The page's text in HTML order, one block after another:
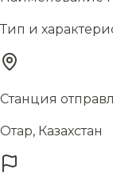
Тип и
Станция
Отар, Казахстан